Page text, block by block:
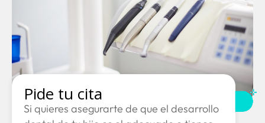
Pide tu cita
Si quieres asegurarte de que el desarrollo